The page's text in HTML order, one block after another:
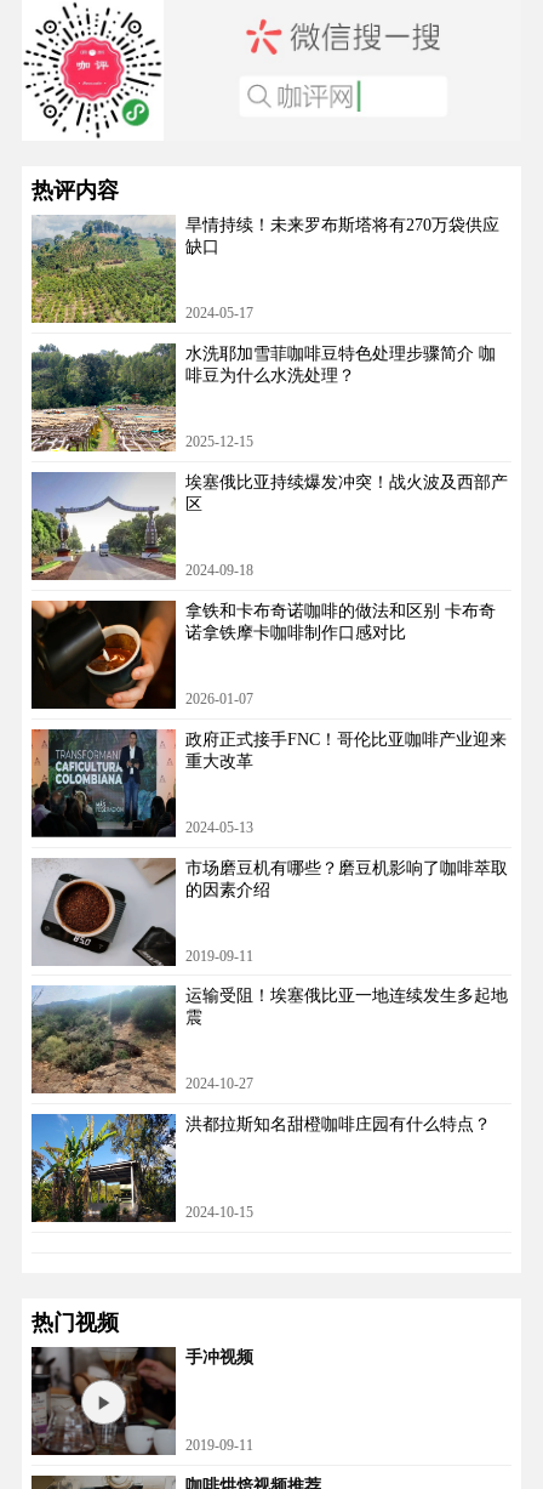
热评内容
旱情持续！未来罗布斯塔将有270万袋供应
缺口
2024-05-17
水洗耶加雪菲咖啡豆特色处理步骤简介 咖
啡豆为什么水洗处理？
2025-12-15
埃塞俄比亚持续爆发冲突！战火波及西部产
区
2024-09-18
拿铁和卡布奇诺咖啡的做法和区别 卡布奇
诺拿铁摩卡咖啡制作口感对比
2026-01-07
政府正式接手FNC！哥伦比亚咖啡产业迎来
重大改革
2024-05-13
市场磨豆机有哪些？磨豆机影响了咖啡萃取
的因素介绍
2019-09-11
运输受阻！埃塞俄比亚一地连续发生多起地
震
2024-10-27
洪都拉斯知名甜橙咖啡庄园有什么特点？
2024-10-15
热门视频
手冲视频
2019-09-11